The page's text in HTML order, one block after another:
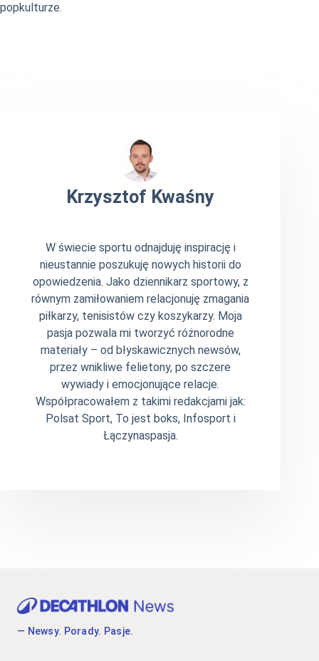
popkulturze.
Krzysztof Kwaśny
W świecie sportu odnajduję inspirację i
nieustannie poszukuję nowych historii do
opowiedzenia. Jako dziennikarz sportowy, z
równym zamiłowaniem relacjonuję zmagania
piłkarzy, tenisistów czy koszykarzy. Moja
pasja pozwala mi tworzyć różnorodne
materiały – od błyskawicznych newsów,
przez wnikliwe felietony, po szczere
wywiady i emocjonujące relacje.
Współpracowałem z takimi redakcjami jak:
Polsat Sport, To jest boks, Infosport i
Łączynaspasja.
— Newsy. Porady. Pasje.